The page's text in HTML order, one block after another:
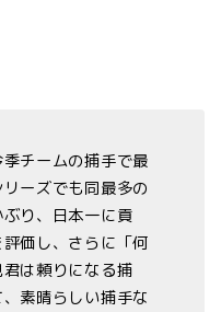
チームの捕手で最
ーズでも同最多の
り、日本一に貢
価し、さらに「何
は頼りになる捕
素晴らしい捕手な